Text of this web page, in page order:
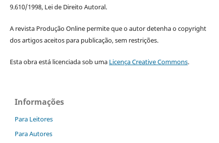
9.610/1998, Lei de Direito Autoral.
A revista Produção Online permite que o autor detenha o copyright
dos artigos aceitos para publicação, sem restrições.
Esta obra está licenciada sob uma Licença Creative Commons.
Informações
Para Leitores
Para Autores